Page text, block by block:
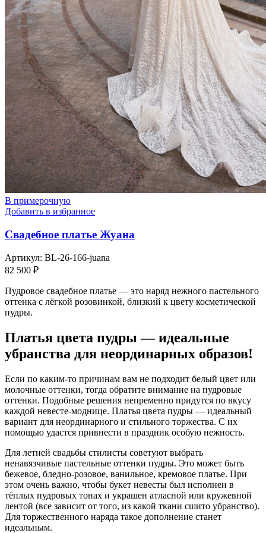
В примерочную
Добавить в избранное
Свадебное платье Жуана
Артикул: BL-26-166-juana
82 500 ₽
Пудровое свадебное платье — это наряд нежного пастельного
оттенка с лёгкой розовинкой, близкий к цвету косметической
пудры.
Платья цвета пудры — идеальные
убранства для неординарных образов!
Если по каким-то причинам вам не подходит белый цвет или
молочные оттенки, тогда обратите внимание на пудровые
оттенки. Подобные решения непременно придутся по вкусу
каждой невесте-моднице. Платья цвета пудры — идеальный
вариант для неординарного и стильного торжества. С их
помощью удастся привнести в праздник особую нежность.
Для летней свадьбы стилисты советуют выбрать
ненавязчивые пастельные оттенки пудры. Это может быть
бежевое, бледно-розовое, ванильное, кремовое платье. При
этом очень важно, чтобы букет невесты был исполнен в
тёплых пудровых тонах и украшен атласной или кружевной
лентой (все зависит от того, из какой ткани сшито убранство).
Для торжественного наряда такое дополнение станет
идеальным.